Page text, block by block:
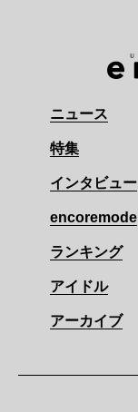
ニュース
特集
インタビュー
encoremode
ランキング
アイドル
アーカイブ